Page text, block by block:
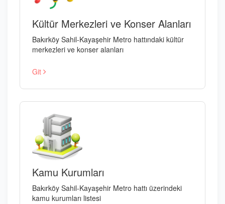
Kültür Merkezleri ve Konser Alanları
Bakırköy Sahil-Kayaşehir Metro hattındaki kültür
merkezleri ve konser alanları
Git
Kamu Kurumları
Bakırköy Sahil-Kayaşehir Metro hattı üzerindeki
kamu kurumları listesi